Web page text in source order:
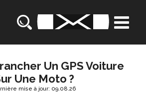
Un GPS Voiture
Une Moto ?
mise à jour: 09.08.26